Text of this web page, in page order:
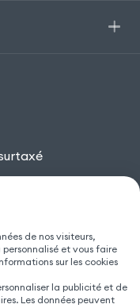
de nos visiteurs,
et vous faire
sur les cookies
la publicité et de
Les données peuvent